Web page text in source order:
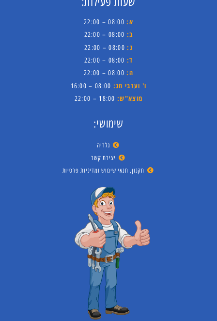
א:08:00 – 22:00
ב:
ג:08:00 – 22:00
ד:
ה:08:00 – 22:00
ו' וערבי חג:
מוצא"ש:18:00 – 22:00
שימושי:
גלריה
יצירת קשר
תקנון, תנאי שימוש ומדיניות פרטיות